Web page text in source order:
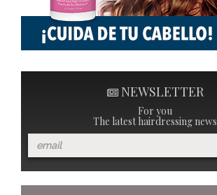
NEWSLETTER
For you
The latest hairdressing news